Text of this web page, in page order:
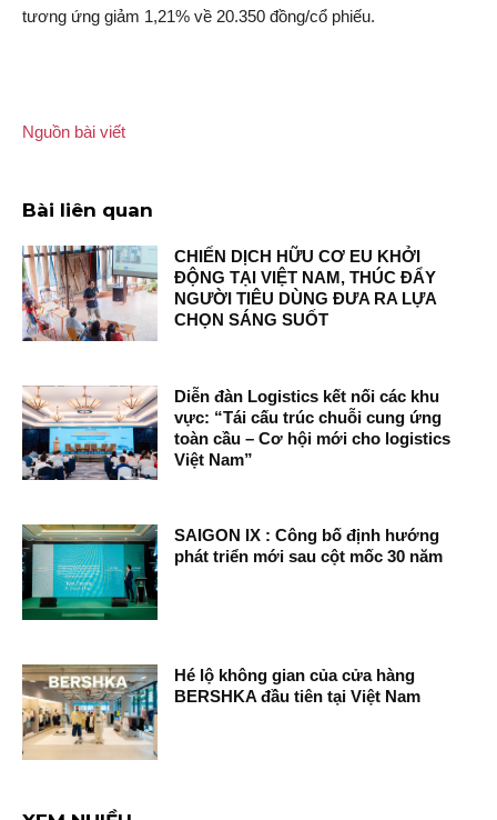
tương ứng giảm 1,21% về 20.350 đồng/cổ phiếu.
Nguồn bài viết
Bài liên quan
CHIẾN DỊCH HỮU CƠ EU KHỞI
ĐỘNG TẠI VIỆT NAM, THÚC ĐẨY
NGƯỜI TIÊU DÙNG ĐƯA RA LỰA
CHỌN SÁNG SUỐT
Diễn đàn Logistics kết nối các khu
vực: “Tái cấu trúc chuỗi cung ứng
toàn cầu – Cơ hội mới cho logistics
Việt Nam”
SAIGON IX : Công bố định hướng
phát triển mới sau cột mốc 30 năm
Hé lộ không gian của cửa hàng
BERSHKA đầu tiên tại Việt Nam